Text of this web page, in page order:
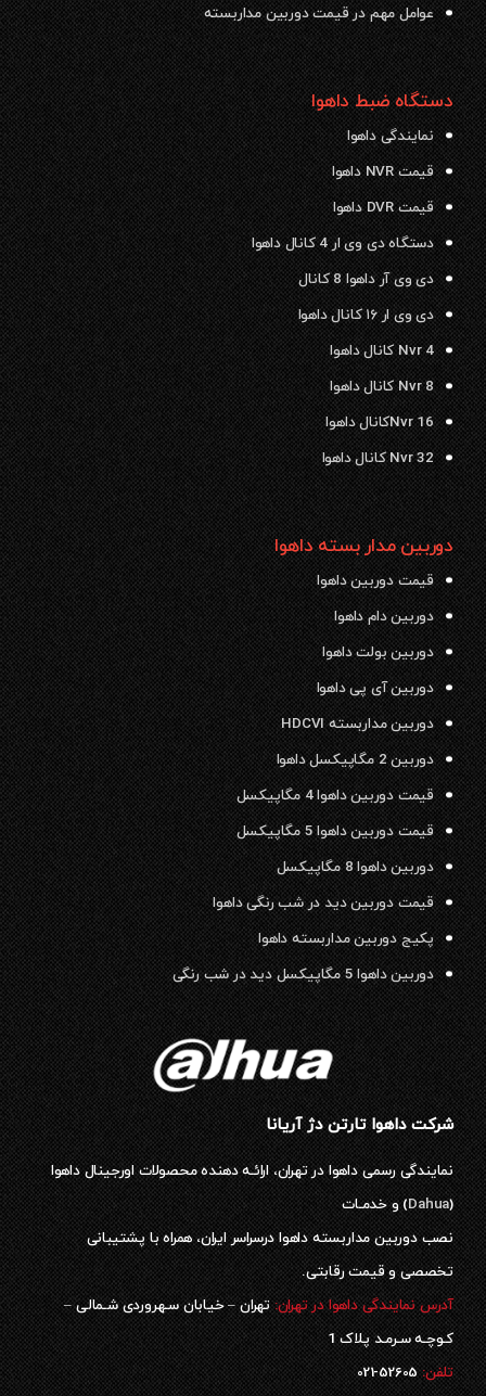
عوامل مهم در قیمت دوربین مداربسته
دستگاه ضبط داهوا
نمایندگی داهوا
قیمت NVR داهوا
قیمت DVR داهوا
دستگاه دی وی ار 4 کانال داهوا
دی وی آر داهوا 8 کانال
دی وی ار ۱۶ کانال داهوا
Nvr 4 کانال داهوا
Nvr 8 کانال داهوا
Nvr 16کانال داهوا
Nvr 32 کانال داهوا
دوربین مدار بسته داهوا
قیمت دوربین داهوا
دوربین دام داهوا
دوربین بولت داهوا
دوربین آی پی داهوا
دوربین مداربسته HDCVI
دوربین 2 مگاپیکسل داهوا
قیمت دوربین داهوا 4 مگاپیکسل
قیمت دوربین داهوا 5 مگاپیکسل
دوربین داهوا 8 مگاپیکسل
قیمت دوربین دید در شب رنگی داهوا
پکیج دوربین مداربسته داهوا
دوربین داهوا 5 مگاپیکسل دید در شب رنگی
شرکت داهوا تارتن دژ آریانا
نمایندگی رسمی داهوا در تهران، ارائـه دهنده محصولات اورجینال داهوا
(
Dahua) و خدمـات
نصب دوربین مداربسته داهوا درسراسر ایران، همراه با پشتیبانی
تخصصی و قیمت رقابتی.
آدرس نمایندگی داهوا در تهران:تهران – خیابان سـهروردی شـمالی –
کـوچـه سـرمـد پلاک 1
تلفن:52605-021